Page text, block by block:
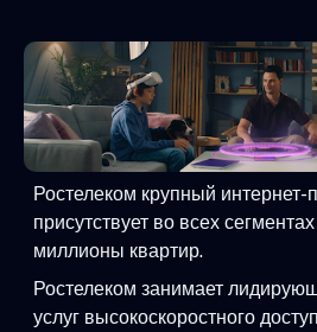
Ростелеком крупный интернет-
присутствует во всех
миллионы квартир.
Ростелеком занимает
услуг высокоскоростного